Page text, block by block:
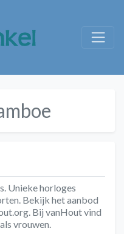
Unieke horloges
Bekijk het aanbod
Bij vanHout vind
vrouwen.